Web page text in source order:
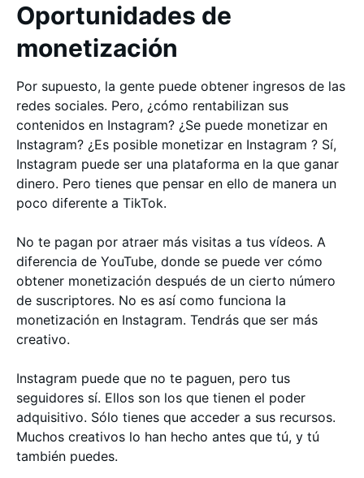
Oportunidades de
monetización
Por supuesto, la gente puede obtener ingresos de las
redes sociales. Pero, ¿cómo rentabilizan sus
contenidos en Instagram? ¿Se puede monetizar en
Instagram? ¿Es posible monetizar en Instagram ? Sí,
Instagram puede ser una plataforma en la que ganar
dinero. Pero tienes que pensar en ello de manera un
poco diferente a TikTok.
No te pagan por atraer más visitas a tus vídeos. A
diferencia de YouTube, donde se puede ver cómo
obtener monetización después de un cierto número
de suscriptores. No es así como funciona la
monetización en Instagram. Tendrás que ser más
creativo.
Instagram puede que no te paguen, pero tus
seguidores sí. Ellos son los que tienen el poder
adquisitivo. Sólo tienes que acceder a sus recursos.
Muchos creativos lo han hecho antes que tú, y tú
también puedes.